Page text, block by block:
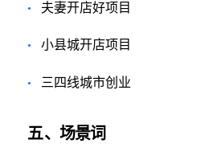
• 夫妻开店好项目
•小县城开店项目
• 三四线城市创业
五、场景词